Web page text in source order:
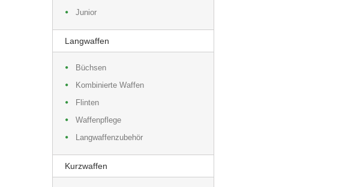
Junior
Langwaffen
Büchsen
Kombinierte Waffen
Flinten
Waffenpflege
Langwaffenzubehör
Kurzwaffen